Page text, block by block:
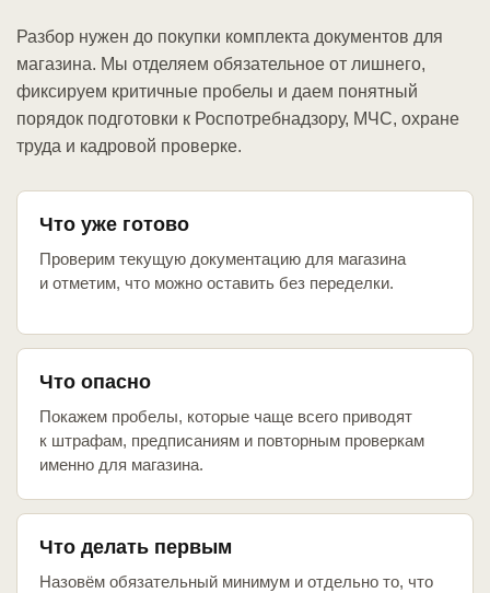
Разбор нужен до покупки комплекта документов для
магазина. Мы отделяем обязательное от лишнего,
фиксируем критичные пробелы и даем понятный
порядок подготовки к Роспотребнадзору, МЧС, охране
труда и кадровой проверке.
Что уже готово
Проверим текущую документацию для магазина
и отметим, что можно оставить без переделки.
Что опасно
Покажем пробелы, которые чаще всего приводят
к штрафам, предписаниям и повторным проверкам
именно для магазина.
Что делать первым
Назовём обязательный минимум и отдельно то, что